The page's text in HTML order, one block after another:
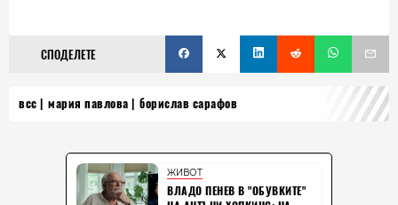
СПОДЕЛЕТЕ
всс мария павлова борислав сарафов